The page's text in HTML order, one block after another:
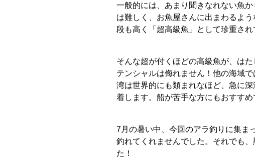
一般的には、あまり聞きなれない魚
は難しく、お魚屋さんに出まわるよ
段も高く「超高級魚」として珍重され
そんな超が付くほどの高級魚が、は
テンシャルは侮れません！他の海域
湾は世界的にも類まれなほど、急に
着します。船が苦手な方にもおすすめ
7月の暑い中、今回のアラ釣りに集ま
釣れてくれませんでした。それでも
た！